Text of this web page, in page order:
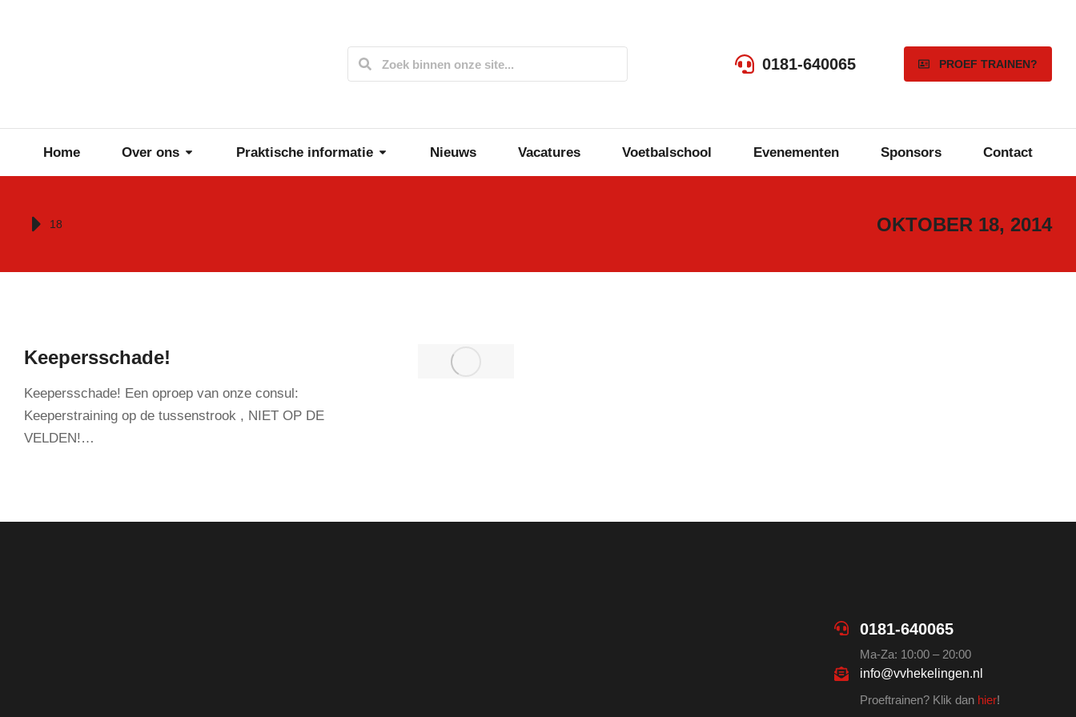
0181-640065 PROEF TRAINEN?
Home Over ons Praktische informatie Nieuws Vacatures Voetbalschool Evenementen Sponsors Contact
Je bent hier:
18 OKTOBER 18, 2014
Keepersschade!
Keepersschade! Een oproep van onze consul:
Keeperstraining op de tussenstrook , NIET OP DE
VELDEN!…
0181-640065
Ma-Za: 10:00 – 20:00
info@vvhekelingen.nl
Proeftrainen? Klik dan hier!